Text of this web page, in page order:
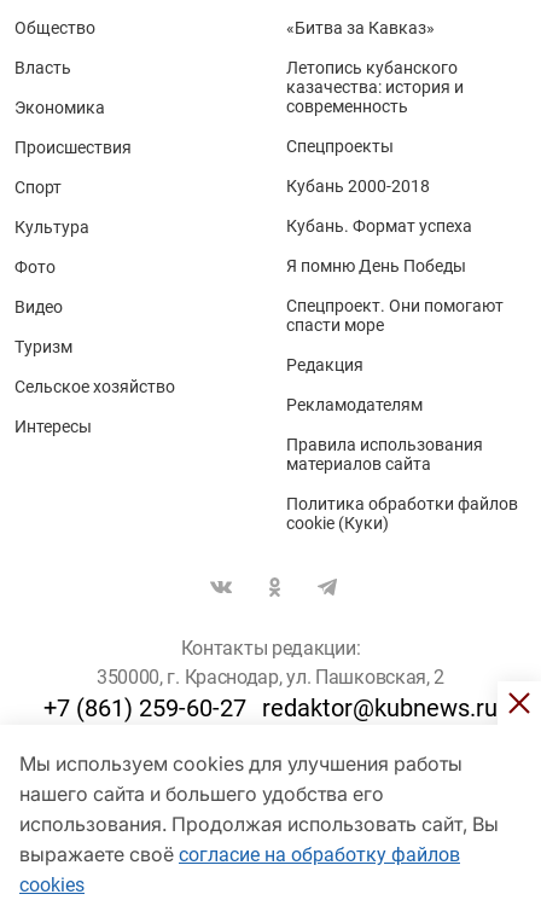
Мы используем cookies для улучшения работы
нашего сайта и большего удобства его
использования. Продолжая использовать сайт, Вы
выражаете своё согласие на обработку файлов
cookies
Общество
Власть
Экономика
Происшествия
Спорт
Культура
Фото
Видео
Туризм
Сельское хозяйство
Интересы
«Битва за Кавказ»
Летопись кубанского
казачества: история и
современность
Спецпроекты
Кубань 2000-2018
Кубань. Формат успеха
Я помню День Победы
Спецпроект. Они помогают
спасти море
Редакция
Рекламодателям
Правила использования
материалов сайта
Политика обработки файлов
cookie (Куки)
Контакты редакции:
350000, г. Краснодар, ул. Пашковская, 2
+7 (861) 259-60-27 redaktor@kubnews.ru
Для пользователей старше 16 лет
© Кубанские Новости, 2017
Сетевое издание «kubnews» зарегистрировано Федеральной
службой по надзору в сфере связи, информационных технологий
и массовых коммуникаций (Роскомнадзор). Регистрационный